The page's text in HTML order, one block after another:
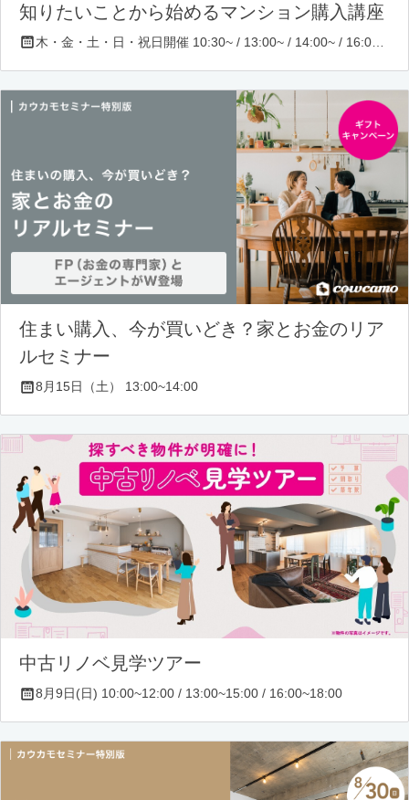
知りたいことから始めるマンション購入講座
住まい購入、今が買いどき？家とお金のリア
ルセミナー
8月15日（土） 13:00~14:00
中古リノベ見学ツアー
8月9日(日) 10:00~12:00 / 13:00~15:00 / 16:00~18:00